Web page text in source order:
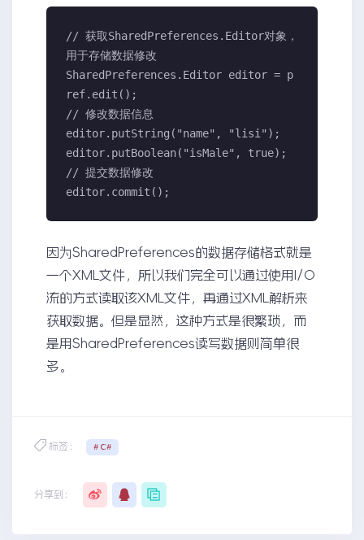
// 获取SharedPreferences.Editor对象，
用于存储数据修改
SharedPreferences.Editor editor = p
ref.edit();
// 修改数据信息
editor.putString("name", "lisi");
editor.putBoolean("isMale", true);
// 提交数据修改
editor.commit();
因为SharedPreferences的数据存储格式就是
一个XML文件，所以我们完全可以通过使用I/O
流的方式读取该XML文件，再通过XML解析来
获取数据。但是显然，这种方式是很繁琐，而
是用SharedPreferences读写数据则简单很
多。
标签： # C#
分享到：